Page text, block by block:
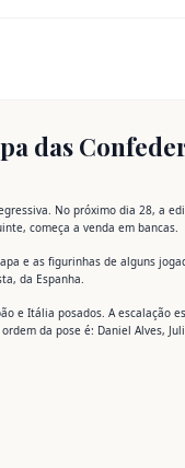
das
No próximo dia 28, a
começa a venda em bancas.
e as figurinhas de alguns
da Espanha.
e Itália posados. A escalação
da pose é: Daniel Alves,